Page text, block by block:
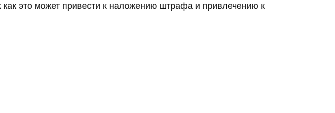
это может привести к наложению штрафа и привлечению к